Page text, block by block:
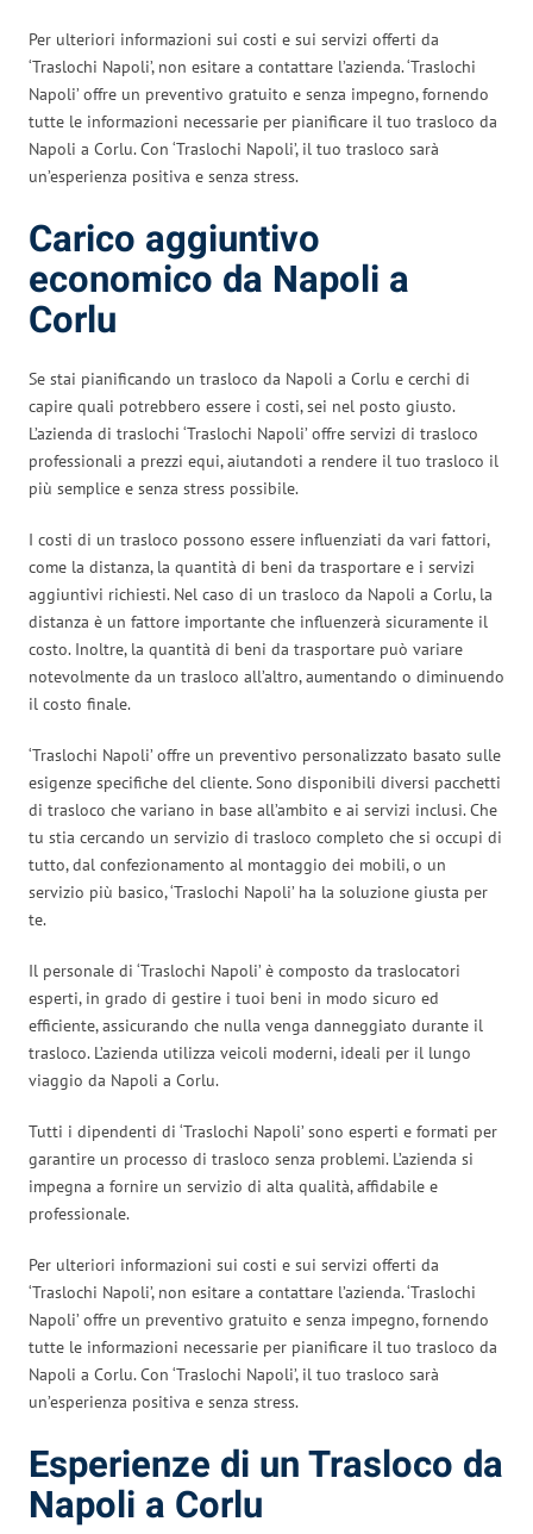
Per ulteriori informazioni sui costi e sui servizi offerti da
‘Traslochi Napoli’, non esitare a contattare l’azienda. ‘Traslochi
Napoli’ offre un preventivo gratuito e senza impegno, fornendo
tutte le informazioni necessarie per pianificare il tuo trasloco da
Napoli a Corlu. Con ‘Traslochi Napoli’, il tuo trasloco sarà
un’esperienza positiva e senza stress.
Carico aggiuntivo
economico da Napoli a
Corlu
Se stai pianificando un trasloco da Napoli a Corlu e cerchi di
capire quali potrebbero essere i costi, sei nel posto giusto.
L’azienda di traslochi ‘Traslochi Napoli’ offre servizi di trasloco
professionali a prezzi equi, aiutandoti a rendere il tuo trasloco il
più semplice e senza stress possibile.
I costi di un trasloco possono essere influenziati da vari fattori,
come la distanza, la quantità di beni da trasportare e i servizi
aggiuntivi richiesti. Nel caso di un trasloco da Napoli a Corlu, la
distanza è un fattore importante che influenzerà sicuramente il
costo. Inoltre, la quantità di beni da trasportare può variare
notevolmente da un trasloco all’altro, aumentando o diminuendo
il costo finale.
‘Traslochi Napoli’ offre un preventivo personalizzato basato sulle
esigenze specifiche del cliente. Sono disponibili diversi pacchetti
di trasloco che variano in base all’ambito e ai servizi inclusi. Che
tu stia cercando un servizio di trasloco completo che si occupi di
tutto, dal confezionamento al montaggio dei mobili, o un
servizio più basico, ‘Traslochi Napoli’ ha la soluzione giusta per
te.
Il personale di ‘Traslochi Napoli’ è composto da traslocatori
esperti, in grado di gestire i tuoi beni in modo sicuro ed
efficiente, assicurando che nulla venga danneggiato durante il
trasloco. L’azienda utilizza veicoli moderni, ideali per il lungo
viaggio da Napoli a Corlu.
Tutti i dipendenti di ‘Traslochi Napoli’ sono esperti e formati per
garantire un processo di trasloco senza problemi. L’azienda si
impegna a fornire un servizio di alta qualità, affidabile e
professionale.
Per ulteriori informazioni sui costi e sui servizi offerti da
‘Traslochi Napoli’, non esitare a contattare l’azienda. ‘Traslochi
Napoli’ offre un preventivo gratuito e senza impegno, fornendo
tutte le informazioni necessarie per pianificare il tuo trasloco da
Napoli a Corlu. Con ‘Traslochi Napoli’, il tuo trasloco sarà
un’esperienza positiva e senza stress.
Esperienze di un Trasloco da
Napoli a Corlu